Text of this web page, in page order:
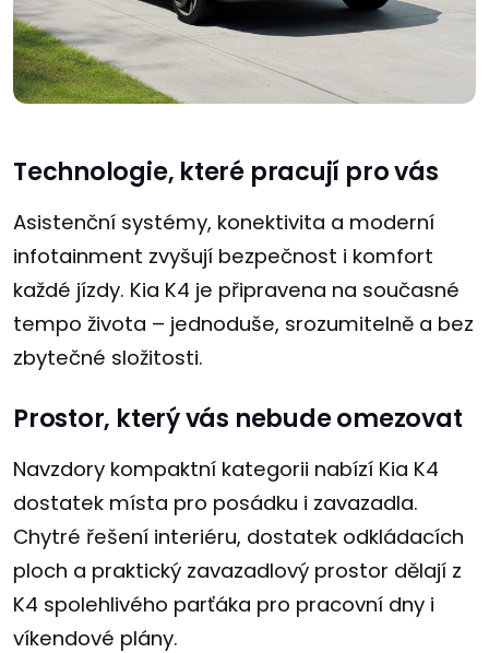
Technologie, které pracují pro vás
Asistenční systémy, konektivita a moderní
infotainment zvyšují bezpečnost i komfort
každé jízdy. Kia K4 je připravena na současné
tempo života – jednoduše, srozumitelně a bez
zbytečné složitosti.
Prostor, který vás nebude omezovat
Navzdory kompaktní kategorii nabízí Kia K4
dostatek místa pro posádku i zavazadla.
Chytré řešení interiéru, dostatek odkládacích
ploch a praktický zavazadlový prostor dělají z
K4 spolehlivého parťáka pro pracovní dny i
víkendové plány.